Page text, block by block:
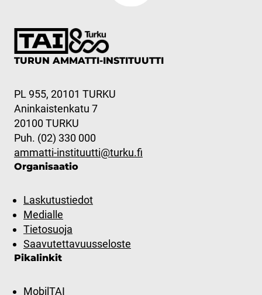
TURUN AMMATTI-INSTITUUTTI
PL 955, 20101 TURKU
Aninkaistenkatu 7
20100 TURKU
Puh. (02) 330 000
ammatti-instituutti@turku.fi
Organisaatio
Laskutustiedot
Medialle
Tietosuoja
Saavutettavuusseloste
Pikalinkit
MobilTAI